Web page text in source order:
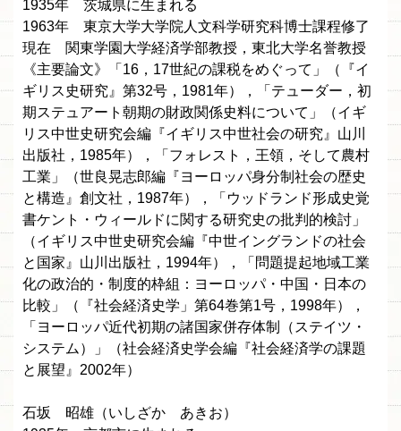
1935年 茨城県に生まれる
1963年 東京大学大学院人文科学研究科博士課程修了
現在 関東学園大学経済学部教授，東北大学名誉教授
《主要論文》「16，17世紀の課税をめぐって」（『イ
ギリス史研究』第32号，1981年），「テューダー，初
期ステュアート朝期の財政関係史料について」（イギ
リス中世史研究会編『イギリス中世社会の研究』山川
出版社，1985年），「フォレスト，王領，そして農村
工業」（世良晃志郎編『ヨーロッパ身分制社会の歴史
と構造』創文社，1987年），「ウッドランド形成史覚
書ケント・ウィールドに関する研究史の批判的検討」
（イギリス中世史研究会編『中世イングランドの社会
と国家』山川出版社，1994年），「問題提起地域工業
化の政治的・制度的枠組：ヨーロッパ・中国・日本の
比較」（『社会経済史学」第64巻第1号，1998年），
「ヨーロッパ近代初期の諸国家併存体制（ステイツ・
システム）」（社会経済史学会編『社会経済学の課題
と展望』2002年）
石坂 昭雄（いしざか あきお）